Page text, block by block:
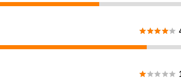

